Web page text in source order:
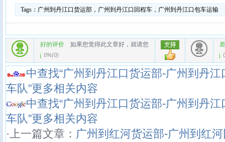
Tags： 广州到丹江口货运部，广州到丹江口回程车，广州到丹江口包车运输
好的评价 如果您觉得此文章好，就请您
0%(0)
中查找“广州到丹江口货运部-广州到丹
车队”更多相关内容
中查找“广州到丹江口货运部-广州到丹
车队”更多相关内容
·上一篇文章： 广州到红河货运部-广州到红